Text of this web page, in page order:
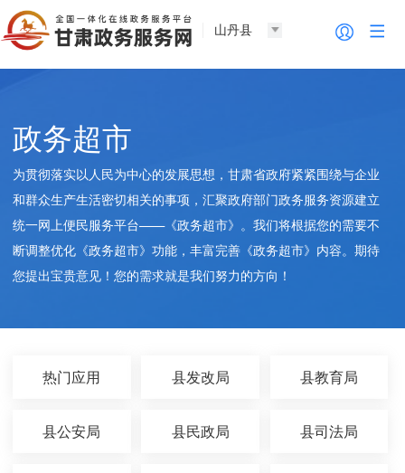
山丹县
政务超市
为贯彻落实以人民为中心的发展思想，甘肃省政府紧紧围绕与企业
和群众生产生活密切相关的事项，汇聚政府部门政务服务资源建立
统一网上便民服务平台——《政务超市》。我们将根据您的需要不
断调整优化《政务超市》功能，丰富完善《政务超市》内容。期待
您提出宝贵意见！您的需求就是我们努力的方向！
热门应用 县发改局 县教育局
县公安局 县民政局 县司法局